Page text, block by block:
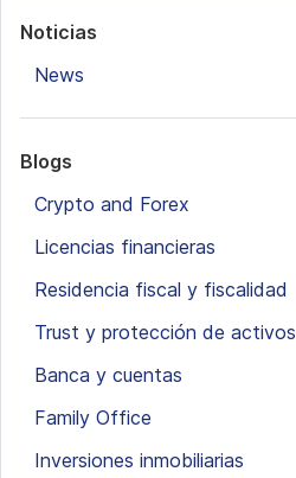
Noticias
News
Blogs
Crypto and Forex
Licencias financieras
Residencia fiscal y fiscalidad
Trust y protección de activos
Banca y cuentas
Family Office
Inversiones inmobiliarias